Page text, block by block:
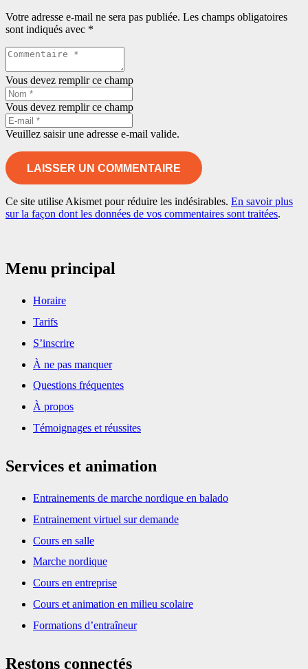
Votre adresse e-mail ne sera pas publiée. Les champs obligatoires
sont indiqués avec *
Vous devez remplir ce champ
Vous devez remplir ce champ
Veuillez saisir une adresse e-mail valide.
LAISSER UN COMMENTAIRE
Ce site utilise Akismet pour réduire les indésirables. En savoir plus
sur la façon dont les données de vos commentaires sont traitées.
Menu principal
Horaire
Tarifs
S’inscrire
À ne pas manquer
Questions fréquentes
À propos
Témoignages et réussites
Services et animation
Entrainements de marche nordique en balado
Entrainement virtuel sur demande
Cours en salle
Marche nordique
Cours en entreprise
Cours et animation en milieu scolaire
Formations d’entraîneur
Restons connectés